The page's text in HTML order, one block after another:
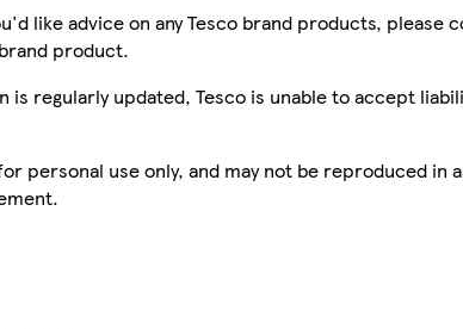
like advice on any Tesco brand products,
product.
regularly updated, Tesco is unable to accept
personal use only, and may not be reproduced